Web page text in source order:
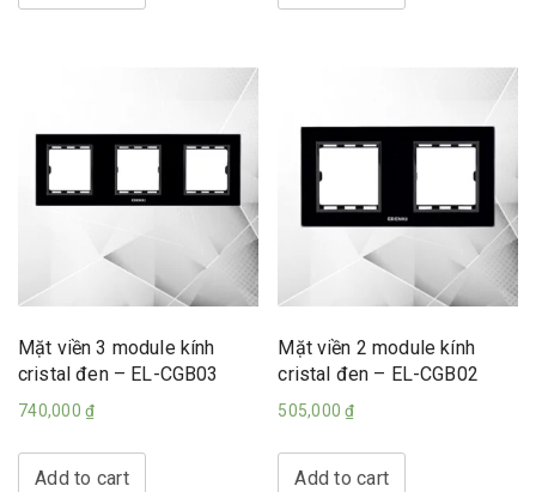
Mặt viền 3 module kính
cristal đen – EL-CGB03
740,000 ₫
Add to cart
Mặt viền 2 module kính
cristal đen – EL-CGB02
505,000₫
Add to cart